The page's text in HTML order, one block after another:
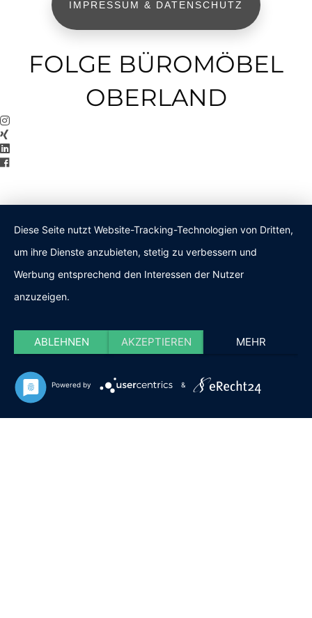
IMPRESSUM & DATENSCHUTZ
FOLGE BÜROMÖBEL
OBERLAND
Diese Seite nutzt Website-Tracking-Technologien von Dritten,
um ihre Dienste anzubieten, stetig zu verbessern und
Werbung entsprechend den Interessen der Nutzer
anzuzeigen.
ABLEHNEN AKZEPTIEREN MEHR
Powered by &